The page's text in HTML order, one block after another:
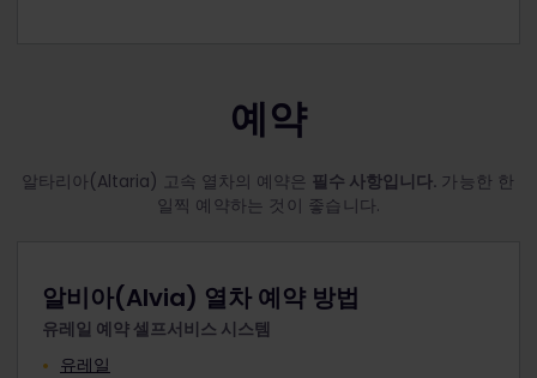
예약
알타리아(Altaria) 고속 열차의 예약은 필수 사항입니다. 가능한 한
일찍 예약하는 것이 좋습니다.
알비아(Alvia) 열차 예약 방법
유레일 예약 셀프서비스 시스템
유레일